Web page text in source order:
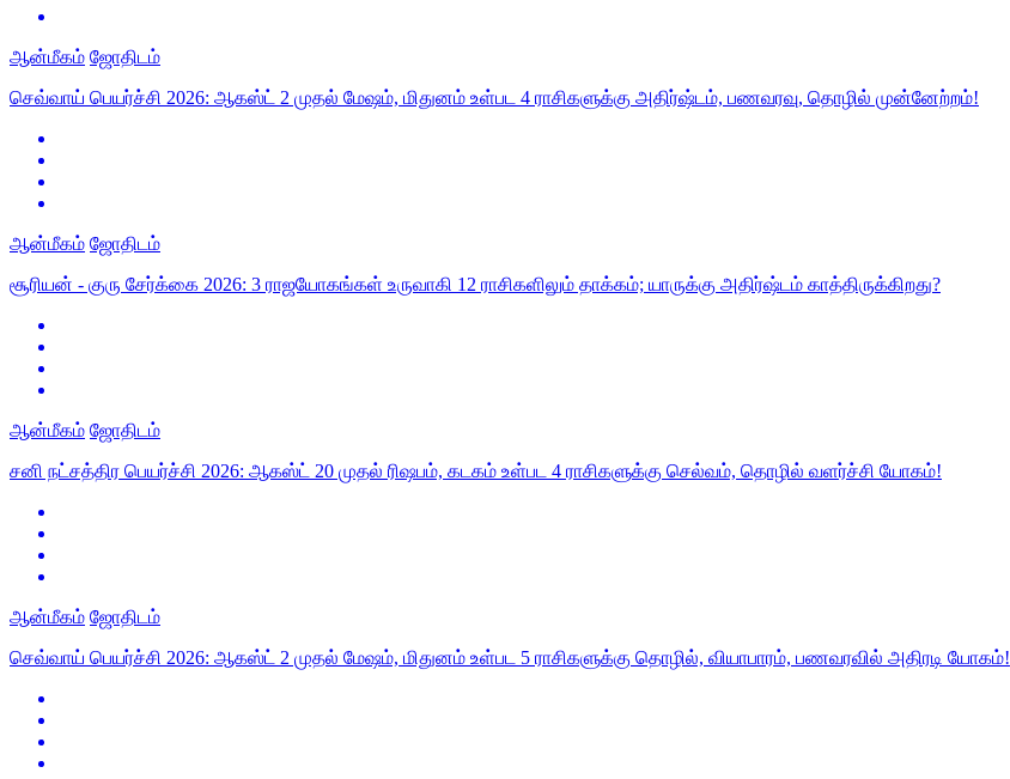
ஆன்மீகம் ஜோதிடம்
செவ்வாய் பெயர்ச்சி 2026: ஆகஸ்ட் 2 முதல் மேஷம், மிதுனம் உள்பட 4 ராசிகளுக்கு அதிர்ஷ்டம், பணவரவு, தொழில் முன்னேற்றம்!
ஆன்மீகம் ஜோதிடம்
சூரியன் - குரு சேர்க்கை 2026: 3 ராஜயோகங்கள் உருவாகி 12 ராசிகளிலும் தாக்கம்; யாருக்கு அதிர்ஷ்டம் காத்திருக்கிறது?
ஆன்மீகம் ஜோதிடம்
சனி நட்சத்திர பெயர்ச்சி 2026: ஆகஸ்ட் 20 முதல் ரிஷபம், கடகம் உள்பட 4 ராசிகளுக்கு செல்வம், தொழில் வளர்ச்சி யோகம்!
ஆன்மீகம் ஜோதிடம்
செவ்வாய் பெயர்ச்சி 2026: ஆகஸ்ட் 2 முதல் மேஷம், மிதுனம் உள்பட 5 ராசிகளுக்கு தொழில், வியாபாரம், பணவரவில் அதிரடி யோகம்!